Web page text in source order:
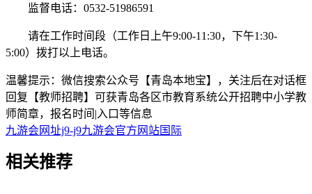
监督电话：0532-51986591
请在工作时间段（工作日上午9:00-11:30，下午1:30-
5:00）拨打以上电话。
温馨提示：微信搜索公众号【青岛本地宝】，关注后在对话框
回复【教师招聘】可获青岛各区市教育系统公开招聘中小学教
师简章，报名时间|入口等信息
九游会网址j9-j9九游会官方网站国际
相关推荐